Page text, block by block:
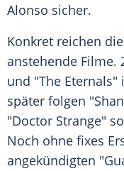
Alonso sicher.
Konkret reichen
anstehende Filme.
und "The Eternals"
später folgen
"Doctor Strange"
Noch ohne fixes
angekündigten "